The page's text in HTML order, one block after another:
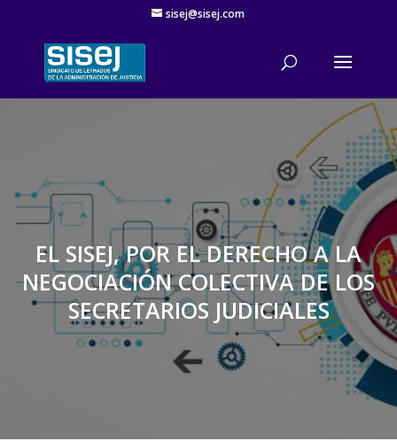
sisej@sisej.com
'
EL SISEJ, POR EL DERECHO A LA
NEGOCIACIÓN COLECTIVA DE LOS
SECRETARIOS JUDICIALES